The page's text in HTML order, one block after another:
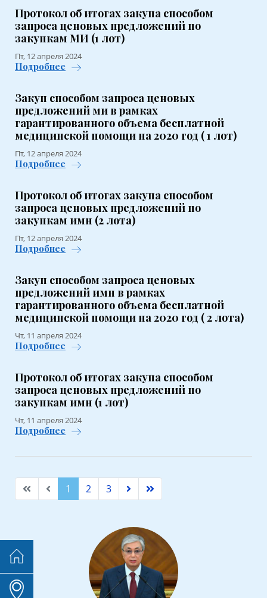
Протокол об итогах закупа способом
запроса ценовых предложений по
закупкам МИ (1 лот)
Пт, 12 апреля 2024
Подробнее
Закуп способом запроса ценовых
предложений ми в рамках
гарантированного объема бесплатной
медицинской помощи на 2020 год ( 1 лот)
Пт, 12 апреля 2024
Подробнее
Протокол об итогах закупа способом
запроса ценовых предложений по
закупкам имн (2 лота)
Пт, 12 апреля 2024
Подробнее
Закуп способом запроса ценовых
предложений имн в рамках
гарантированного объема бесплатной
медицинской помощи на 2020 год ( 2 лота)
Чт, 11 апреля 2024
Подробнее
Протокол об итогах закупа способом
запроса ценовых предложений по
закупкам имн (1 лот)
Чт, 11 апреля 2024
Подробнее
1 2 3